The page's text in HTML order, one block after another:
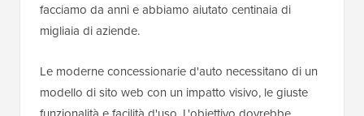
facciamo da anni e abbiamo aiutato centinaia di
migliaia di aziende.
Le moderne concessionarie d'auto necessitano di un
modello di sito web con un impatto visivo, le giuste